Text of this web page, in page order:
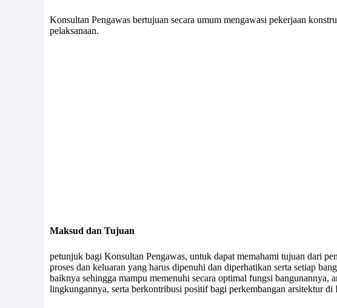
Konsultan Pengawas bertujuan secara umum mengawasi pekerjaan
pelaksanaan.
Maksud dan Tujuan
petunjuk bagi Konsultan Pengawas, untuk dapat memahami tujuan dari
proses dan keluaran yang harus dipenuhi dan diperhatikan serta setiap
baiknya sehingga mampu memenuhi secara optimal fungsi bangunannya,
lingkungannya, serta berkontribusi positif bagi perkembangan arsitektur di